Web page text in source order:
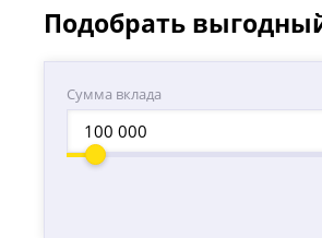
Подобрать
Сумма вклада